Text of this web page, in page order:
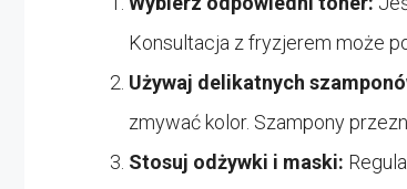
Konsultacja z fryzjerem może
Używaj delikatnych
zmywać kolor. Szampony
Stosuj odżywki i maski: